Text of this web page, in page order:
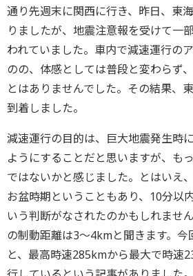
通り先週末に関西に行き、昨日、東
りましたが、地震注意報を受けて一
われていました。車内で減速運行の
のの、体感としては普段と変わらず
とはありませんでした。その結果、
到着しました。
減速運行の目的は、巨大地震発生時
ようにすることだと思いますが、も
ではないかと感じました。とはいえ
お盆時期ということもあり、10分以
いう判断がなされたのかもしれませ
の制動距離は3～4kmと聞きます。今
と、最高時速285kmから最大で時速